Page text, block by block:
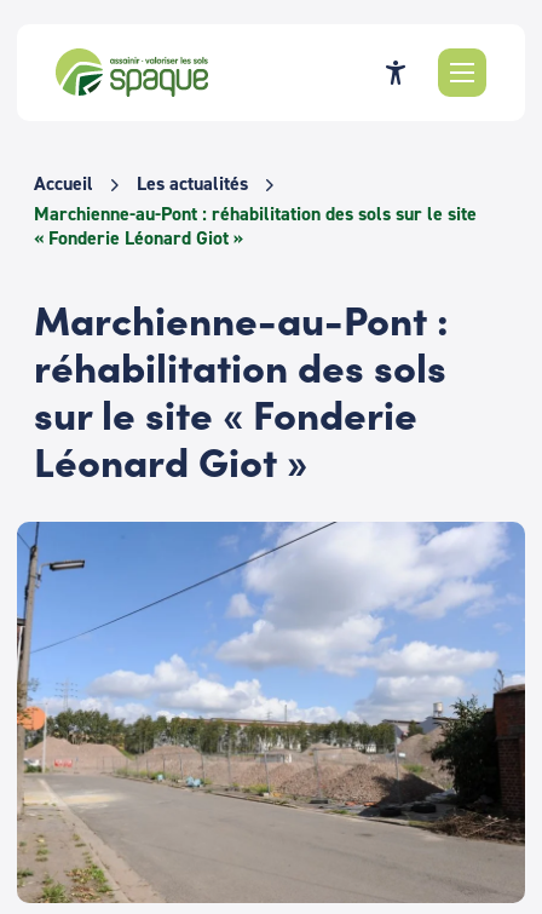
contenu
Accueil
Les actualités
Marchienne-au-Pont : réhabilitation des sols sur le site
« Fonderie Léonard Giot »
Marchienne-au-Pont :
réhabilitation des sols
sur le site « Fonderie
Léonard Giot »